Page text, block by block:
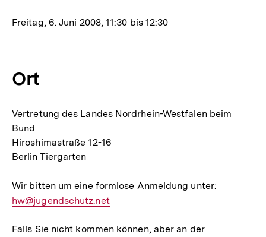
Freitag, 6. Juni 2008, 11:30 bis 12:30
Ort
Vertretung des Landes Nordrhein-Westfalen beim
Bund
Hiroshimastraße 12-16
Berlin Tiergarten
Wir bitten um eine formlose Anmeldung unter:
hw@jugendschutz.net
Falls Sie nicht kommen können, aber an der